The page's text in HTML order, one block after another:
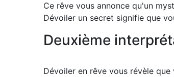
Ce rêve vous annonce qu'un
Dévoiler un secret signifie que
Deuxième
Dévoiler en rêve vous révèle